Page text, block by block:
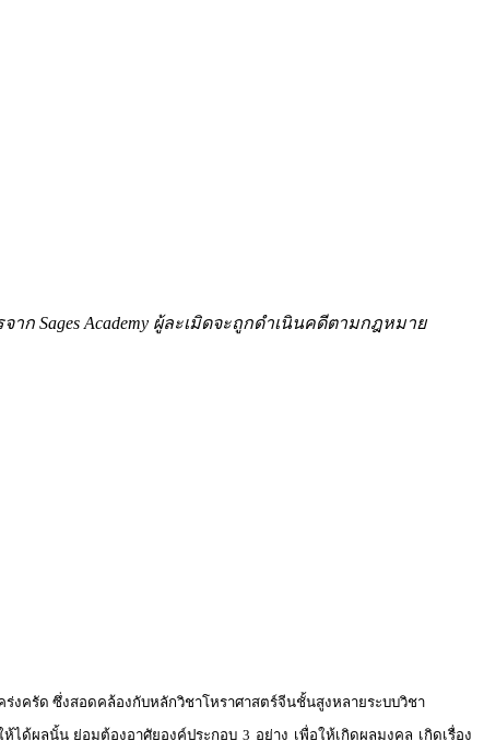
Sages Academy ผู้ละเมิดจะถูกดำเนินคดีตามกฎหมาย
ร่งครัด ซึ่งสอดคล้องกับหลักวิชาโหราศาสตร์จีนชั้นสูงหลายระบบวิชา
ด้ผลนั้น ย่อมต้องอาศัยองค์ประกอบ 3 อย่าง เพื่อให้เกิดผลมงคล เกิดเรื่อง